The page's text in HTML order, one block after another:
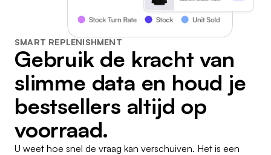
SMART REPLENISHMENT
Gebruik de kracht van
slimme data en houd je
bestsellers altijd op
voorraad.
U weet hoe snel de vraag kan verschuiven. Het is een